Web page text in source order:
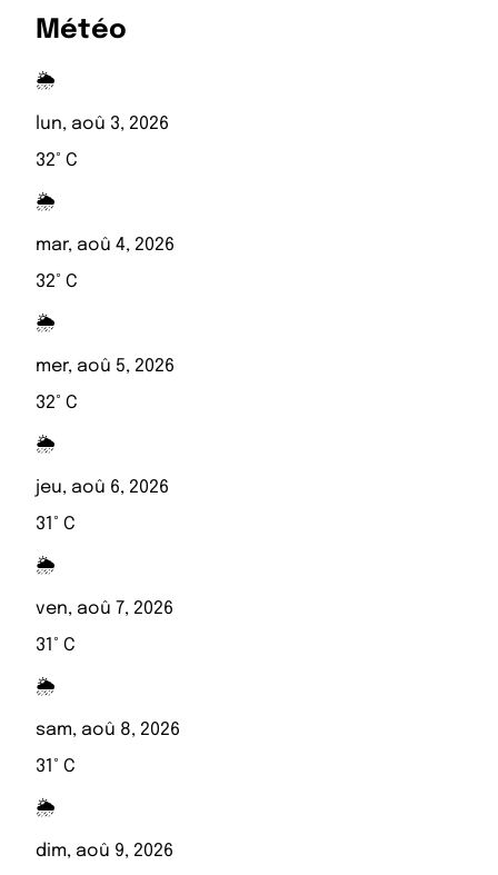
Météo
🌦️
lun, aoû 3, 2026
32° C
🌦️
mar, aoû 4, 2026
32° C
🌦️
mer, aoû 5, 2026
32° C
🌦️
jeu, aoû 6, 2026
31° C
🌦️
ven, aoû 7, 2026
31° C
🌦️
sam, aoû 8, 2026
31° C
🌦️
dim, aoû 9, 2026